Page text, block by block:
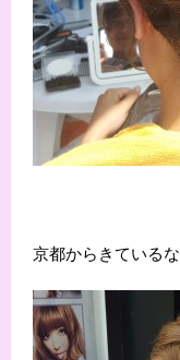
京都からきている